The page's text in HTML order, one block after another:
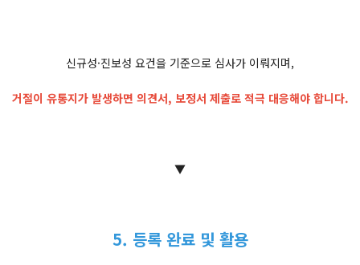
신규성·진보성 요건을 기준으로 심사가 이뤄지며,
거절이 유통지가 발생하면 의견서, 보정서 제출로 적극 대응해야 합니다.
▼
5. 등록 완료 및 활용